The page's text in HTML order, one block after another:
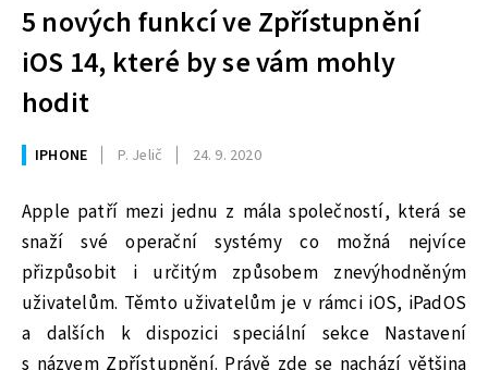
5 nových funkcí ve Zpřístupnění
iOS 14, které by se vám mohly
hodit
IPHONE P. Jelič 24. 9. 2020
Apple patří mezi jednu z mála společností, která se
snaží své operační systémy co možná nejvíce
přizpůsobit i určitým způsobem znevýhodněným
uživatelům. Těmto uživatelům je v rámci iOS, iPadOS
a dalších k dispozici speciální sekce Nastavení
s názvem Zpřístupnění. Právě zde se nachází většina